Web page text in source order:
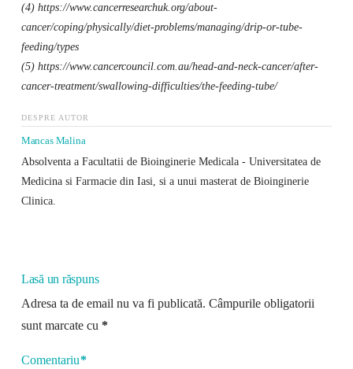
(4) https://www.cancerresearchuk.org/about-
cancer/coping/physically/diet-problems/managing/drip-or-tube-
feeding/types
(5) https://www.cancercouncil.com.au/head-and-neck-cancer/after-
cancer-treatment/swallowing-difficulties/the-feeding-tube/
DESPRE AUTOR
Mancas Malina
Absolventa a Facultatii de Bioinginerie Medicala - Universitatea de
Medicina si Farmacie din Iasi, si a unui masterat de Bioinginerie
Clinica.
Lasă un răspuns
Adresa ta de email nu va fi publicată. Câmpurile obligatorii
sunt marcate cu *
Comentariu*